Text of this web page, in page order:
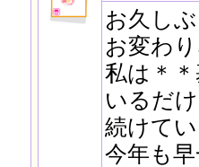
お久し
お変わ
私は＊
いるだ
続けて
今年も